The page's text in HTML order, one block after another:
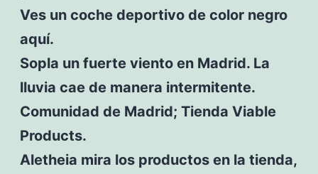
Ves un coche deportivo de color negro
aquí.
Sopla un fuerte viento en Madrid. La
lluvia cae de manera intermitente.
Comunidad de Madrid; Tienda Viable
Products.
Aletheia mira los productos en la tienda,